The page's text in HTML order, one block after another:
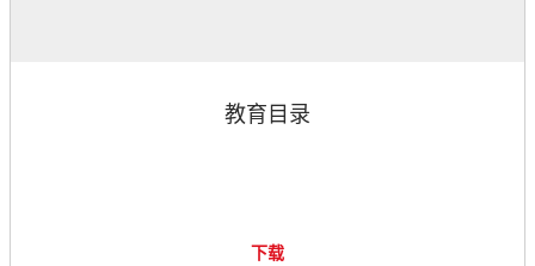
教育目录
下载